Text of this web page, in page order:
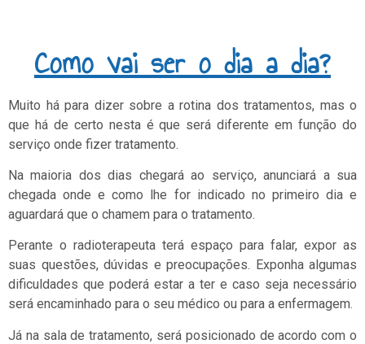
Como vai ser o dia a dia?
Muito há para dizer sobre a rotina dos tratamentos, mas o
que há de certo nesta é que será diferente em função do
serviço onde fizer tratamento.
Na maioria dos dias chegará ao serviço, anunciará a sua
chegada onde e como lhe for indicado no primeiro dia e
aguardará que o chamem para o tratamento.
Perante o radioterapeuta terá espaço para falar, expor as
suas questões, dúvidas e preocupações. Exponha algumas
dificuldades que poderá estar a ter e caso seja necessário
será encaminhado para o seu médico ou para a enfermagem.
Já na sala de tratamento, será posicionado de acordo com o